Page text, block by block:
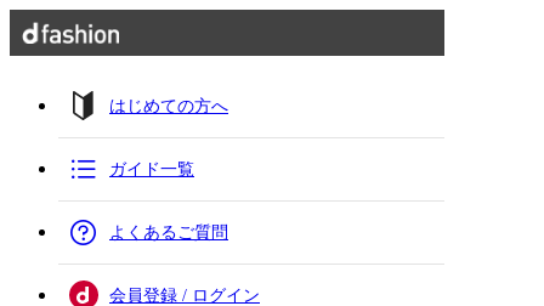
はじめての方へ
ガイド一覧
よくあるご質問
会員登録 / ログイン